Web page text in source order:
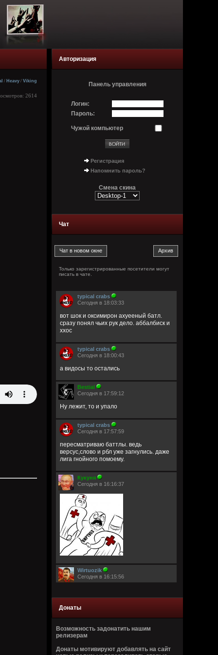
/ Heavy / Viking
2614
Авторизация
Панель управления
Логин:
Пароль:
Чужой компьютер
Регистрация
Напомнить пароль?
Смена скина
Чат
Только зарегистрированные посетители могут
писать в чате.
typical crabs
Сегодня в 18:03:33
вот шок и оксимирон ахуееный батл.
сразу понял чьих рук дело. аббалбиск и
ххос
typical crabs
Сегодня в 18:00:43
а видосы то остались
Bestial
Сегодня в 17:59:12
Ну лежит, то и упало
typical crabs
Сегодня в 17:57:59
пересматриваю баттлы. ведь
версус,слово и рбл уже загнулись. даже
лига гнойного помоему.
Кукуня
Сегодня в 16:16:37
Wirtuozik
Сегодня в 16:15:56
Странно, в моем детстве я думал ей
столько же. Получается она и не стареет
даже, ей все время 60
Кукуня
Сегодня в 16:15:29
Донаты
Возможность задонатить нашим
релизерам
Донаты мотивируют добавлять на сайт